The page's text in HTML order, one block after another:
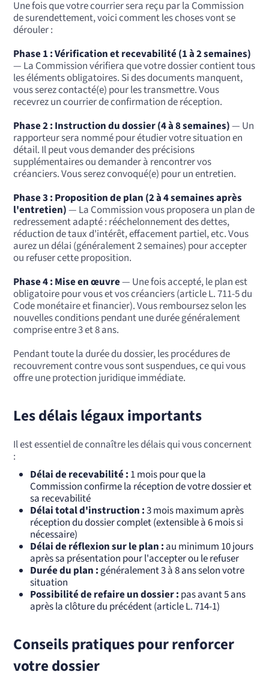
Une fois que votre courrier sera reçu par la Commission
de surendettement, voici comment les choses vont se
dérouler :
Phase 1 : Vérification et recevabilité (1 à 2 semaines)
— La Commission vérifiera que votre dossier contient tous
les éléments obligatoires. Si des documents manquent,
vous serez contacté(e) pour les transmettre. Vous
recevrez un courrier de confirmation de réception.
Phase 2 : Instruction du dossier (4 à 8 semaines)— Un
rapporteur sera nommé pour étudier votre situation en
détail. Il peut vous demander des précisions
supplémentaires ou demander à rencontrer vos
créanciers. Vous serez convoqué(e) pour un entretien.
Phase 3 : Proposition de plan (2 à 4 semaines après
l'entretien)— La Commission vous proposera un plan de
redressement adapté : rééchelonnement des dettes,
réduction de taux d'intérêt, effacement partiel, etc. Vous
aurez un délai (généralement 2 semaines) pour accepter
ou refuser cette proposition.
Phase 4 : Mise en œuvre— Une fois accepté, le plan est
obligatoire pour vous et vos créanciers (article L. 711-5 du
Code monétaire et financier). Vous remboursez selon les
nouvelles conditions pendant une durée généralement
comprise entre 3 et 8 ans.
Pendant toute la durée du dossier, les procédures de
recouvrement contre vous sont suspendues, ce qui vous
offre une protection juridique immédiate.
Les délais légaux importants
Il est essentiel de connaître les délais qui vous concernent
:
Délai de recevabilité : 1 mois pour que la
Commission confirme la réception de votre dossier et
sa recevabilité
Délai total d'instruction :3 mois maximum après
réception du dossier complet (extensible à 6 mois si
nécessaire)
Délai de réflexion sur le plan : au minimum 10 jours
après sa présentation pour l'accepter ou le refuser
Durée du plan :généralement 3 à 8 ans selon votre
situation
Possibilité de refaire un dossier : pas avant 5 ans
après la clôture du précédent (article L. 714-1)
Conseils pratiques pour renforcer
votre dossier